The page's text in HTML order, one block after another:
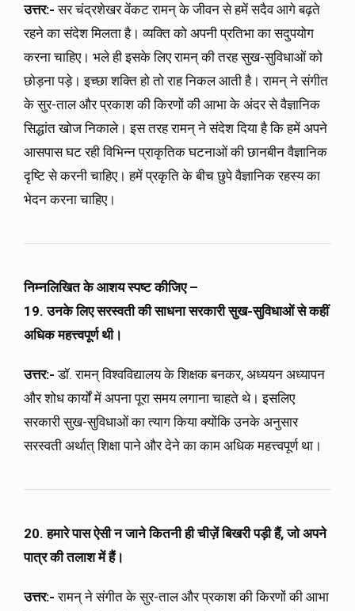
उत्तर:-सर चंद्रशेखर वेंकट रामन् के जीवन से हमें सदैव आगे बढ़ते
रहने का संदेश मिलता है। व्यक्ति को अपनी प्रतिभा का सदुपयोग
करना चाहिए। भले ही इसके लिए रामन् की तरह सुख-सुविधाओं को
छोड़ना पड़े। इच्छा शक्ति हो तो राह निकल आती है। रामन् ने संगीत
के सुर-ताल और प्रकाश की किरणों की आभा के अंदर से वैज्ञानिक
सिद्धांत खोज निकाले। इस तरह रामन् ने संदेश दिया है कि हमें अपने
आसपास घट रही विभिन्न प्राकृतिक घटनाओं की छानबीन वैज्ञानिक
दृष्टि से करनी चाहिए। हमें प्रकृति के बीच छुपे वैज्ञानिक रहस्य का
भेदन करना चाहिए।
निम्नलिखित के आशय स्पष्ट कीजिए –
19. उनके लिए सरस्वती की साधना सरकारी सुख-सुविधाओं से कहीं
अधिक महत्त्वपूर्ण थी।
उत्तर:-डॉ. रामन् विश्वविद्यालय के शिक्षक बनकर, अध्ययन अध्यापन
और शोध कार्यों में अपना पूरा समय लगाना चाहते थे। इसलिए
सरकारी सुख-सुविधाओं का त्याग किया क्योंकि उनके अनुसार
सरस्वती अर्थात् शिक्षा पाने और देने का काम अधिक महत्त्वपूर्ण था।
20. हमारे पास ऐसी न जाने कितनी ही चीज़ें बिखरी पड़ी हैं, जो अपने
पात्र की तलाश में हैं।
उत्तर:-रामन् ने संगीत के सुर-ताल और प्रकाश की किरणों की आभा